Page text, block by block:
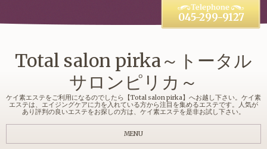
Total salon pirka～トータル
サロンピリカ～
ケイ素エステをご利用になるのでしたら【Total salon pirka】へお越し下さい。ケイ素
エステは、エイジングケアに力を入れている方から注目を集めるエステです。人気が
あり評判の良いエステをお探しの方は、ケイ素エステを是非お試し下さい。
045-299-9127
MENU